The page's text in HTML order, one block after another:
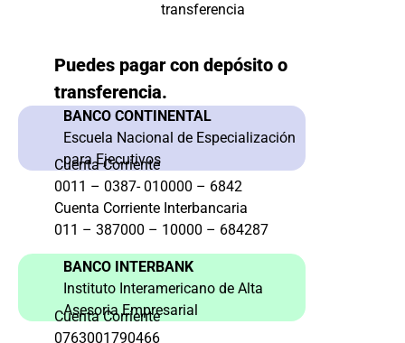
transferencia
Puedes pagar con depósito o
transferencia.
BANCO CONTINENTAL
Escuela Nacional de Especialización
para Ejecutivos
Cuenta Corriente
0011 – 0387- 010000 – 6842
Cuenta Corriente Interbancaria
011 – 387000 – 10000 – 684287
BANCO INTERBANK
Instituto Interamericano de Alta
Asesoria Empresarial
Cuenta Corriente
0763001790466